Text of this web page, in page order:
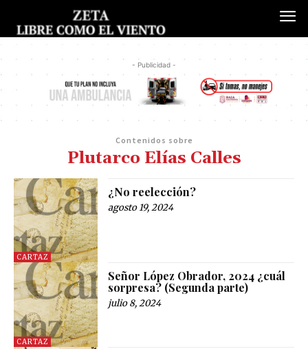
- Publicidad -
Contenidos sobre
Plutarco Elías Calles
CARTAZ
¿No reelección?
agosto 19, 2024
CARTAZ
Señor López Obrador, 2024 ¿cuál
sorpresa? (Segunda parte)
julio 8, 2024